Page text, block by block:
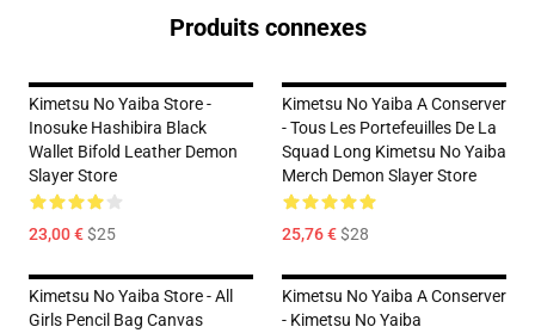
Produits connexes
Kimetsu No Yaiba Store -
Inosuke Hashibira Black
Wallet Bifold Leather Demon
Slayer Store
23,00 €$25
Kimetsu No Yaiba A Conserver
- Tous Les Portefeuilles De La
Squad Long Kimetsu No Yaiba
Merch Demon Slayer Store
25,76 €$28
Kimetsu No Yaiba Store - All
Girls Pencil Bag Canvas
Kimetsu No Yaiba A Conserver
- Kimetsu No Yaiba